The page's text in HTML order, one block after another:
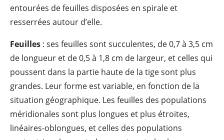
entourées de feuilles disposées en spirale et
resserrées autour d’elle.
Feuilles : ses feuilles sont succulentes, de 0,7 à 3,5 cm
de longueur et de 0,5 à 1,8 cm de largeur, et celles qui
poussent dans la partie haute de la tige sont plus
grandes. Leur forme est variable, en fonction de la
situation géographique. Les feuilles des populations
méridionales sont plus longues et plus étroites,
linéaires-oblongues, et celles des populations